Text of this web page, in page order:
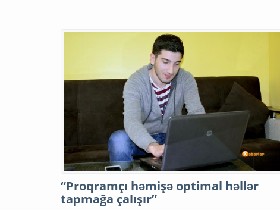
“Proqramçı həmişə optimal həllər
tapmağa çalışır”